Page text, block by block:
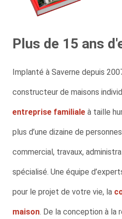
Plus de 15 ans
Implanté à Saverne depuis
constructeur de maisons
entreprise familiale à taille
plus d’une dizaine de
commercial, travaux,
spécialisé. Une équipe
pour le projet de votre vie, la
maison. De la conception à la